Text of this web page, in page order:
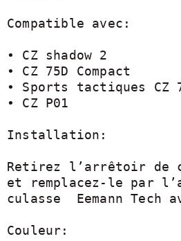
Compatible avec:
• CZ shadow 2
• CZ 75D Compact
• Sports tactiques CZ
• CZ P01
Installation:
Retirez l’arrêtoir de
et remplacez-le par
culasse  Eemann Tech
Couleur: